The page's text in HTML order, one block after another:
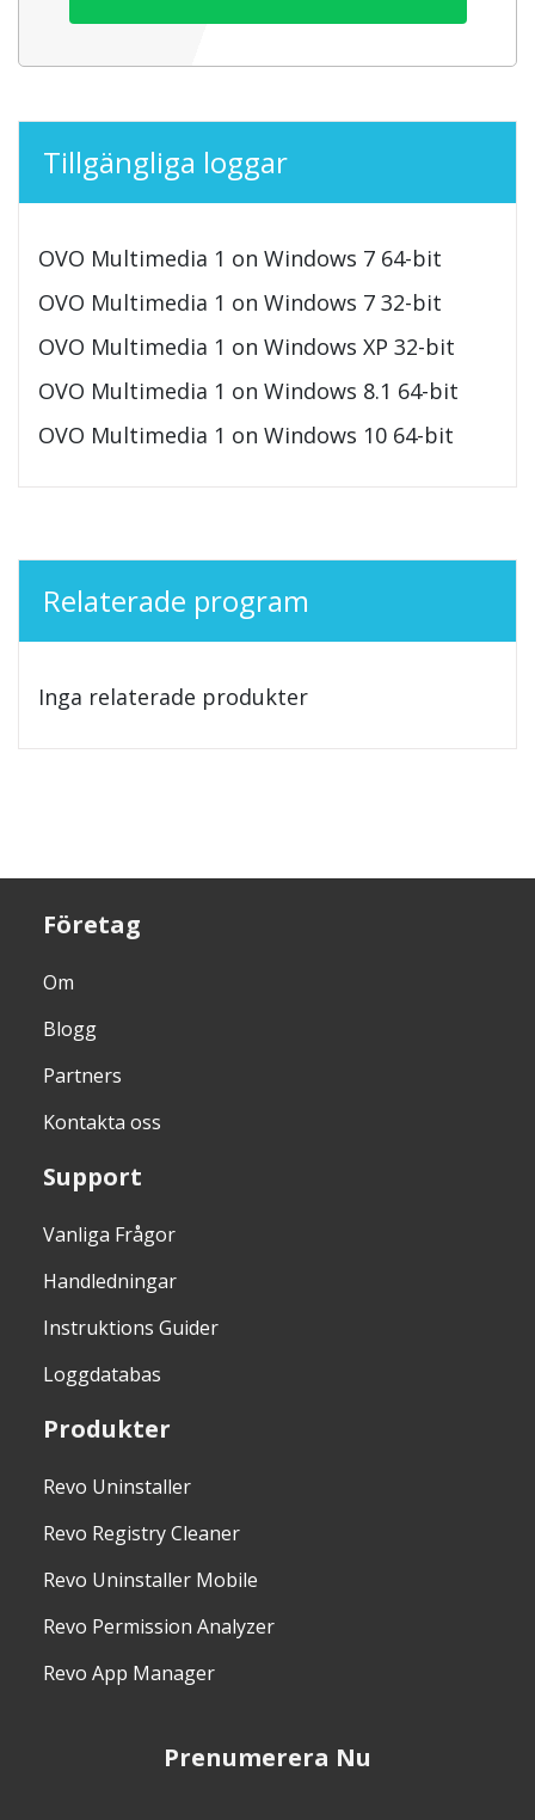
Tillgängliga loggar
OVO Multimedia 1 on Windows 7 64-bit
OVO Multimedia 1 on Windows 7 32-bit
OVO Multimedia 1 on Windows XP 32-bit
OVO Multimedia 1 on Windows 8.1 64-bit
OVO Multimedia 1 on Windows 10 64-bit
Relaterade program
Inga relaterade produkter
Företag
Om
Blogg
Partners
Kontakta oss
Support
Vanliga Frågor
Handledningar
Instruktions Guider
Loggdatabas
Produkter
Revo Uninstaller
Revo Registry Cleaner
Revo Uninstaller Mobile
Revo Permission Analyzer
Revo App Manager
Prenumerera Nu